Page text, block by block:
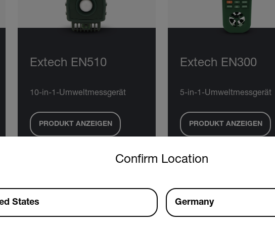
Extech EN510
10-in-1-Umweltmessgerät
PRODUKT ANZEIGEN
Extech EN300
5-in-1-Umweltmessgerät
PRODUKT ANZEIGEN
Anemometer
Confirm Location
preferred country and language from the options below to access the
Locations
States Germany